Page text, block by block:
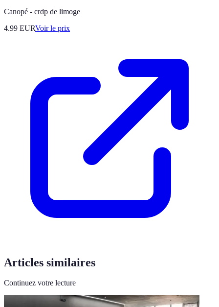
Canopé - crdp de limoge
4.99 EURVoir le prix
Articles similaires
Continuez votre lecture